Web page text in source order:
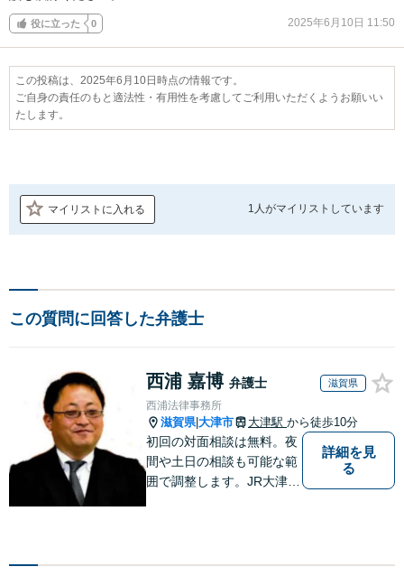
役に立った 0 2025年6月10日 11:50
この投稿は、2025年6月10日時点の情報です。
ご自身の責任のもと適法性・有用性を考慮してご利用いただくようお願いい
たします。
マイリストに入れる 1人がマイリストしています
この質問に回答した弁護士
西浦 嘉博 弁護士 滋賀県
西浦法律事務所
滋賀県|大津市 大津駅 から徒歩10分
初回の対面相談は無料。夜
間や土日の相談も可能な範
囲で調整します。JR大津駅
詳細を見
る